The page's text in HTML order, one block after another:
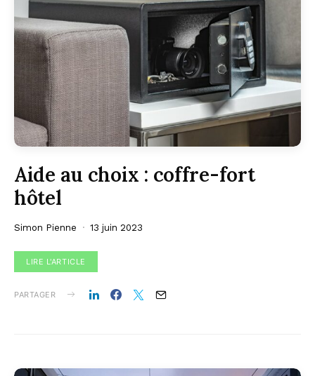
Aide au choix : coffre-fort
hôtel
Simon Pienne 13 juin 2023
LIRE L'ARTICLE
PARTAGER